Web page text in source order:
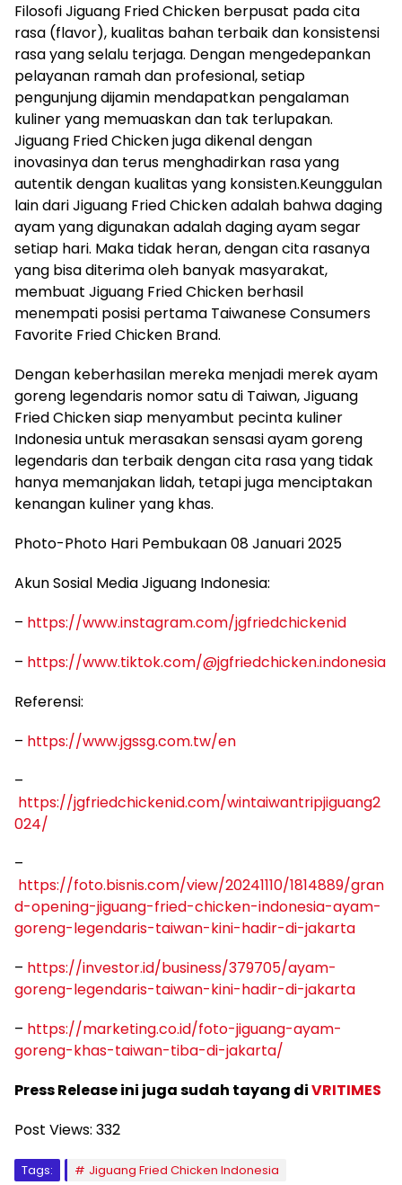
Filosofi Jiguang Fried Chicken berpusat pada cita
rasa (flavor), kualitas bahan terbaik dan konsistensi
rasa yang selalu terjaga. Dengan mengedepankan
pelayanan ramah dan profesional, setiap
pengunjung dijamin mendapatkan pengalaman
kuliner yang memuaskan dan tak terlupakan.
Jiguang Fried Chicken juga dikenal dengan
inovasinya dan terus menghadirkan rasa yang
autentik dengan kualitas yang konsisten.Keunggulan
lain dari Jiguang Fried Chicken adalah bahwa daging
ayam yang digunakan adalah daging ayam segar
setiap hari. Maka tidak heran, dengan cita rasanya
yang bisa diterima oleh banyak masyarakat,
membuat Jiguang Fried Chicken berhasil
menempati posisi pertama Taiwanese Consumers
Favorite Fried Chicken Brand.
Dengan keberhasilan mereka menjadi merek ayam
goreng legendaris nomor satu di Taiwan, Jiguang
Fried Chicken siap menyambut pecinta kuliner
Indonesia untuk merasakan sensasi ayam goreng
legendaris dan terbaik dengan cita rasa yang tidak
hanya memanjakan lidah, tetapi juga menciptakan
kenangan kuliner yang khas.
Photo-Photo Hari Pembukaan 08 Januari 2025
Akun Sosial Media Jiguang Indonesia:
– https://www.instagram.com/jgfriedchickenid
– https://www.tiktok.com/@jgfriedchicken.indonesia
Referensi:
– https://www.jgssg.com.tw/en
–
https://jgfriedchickenid.com/wintaiwantripjiguang2
024/
–
https://foto.bisnis.com/view/20241110/1814889/gran
d-opening-jiguang-fried-chicken-indonesia-ayam-
goreng-legendaris-taiwan-kini-hadir-di-jakarta
– https://investor.id/business/379705/ayam-
goreng-legendaris-taiwan-kini-hadir-di-jakarta
– https://marketing.co.id/foto-jiguang-ayam-
goreng-khas-taiwan-tiba-di-jakarta/
Press Release ini juga sudah tayang diVRITIMES
Post Views: 332
Tags: Jiguang Fried Chicken Indonesia